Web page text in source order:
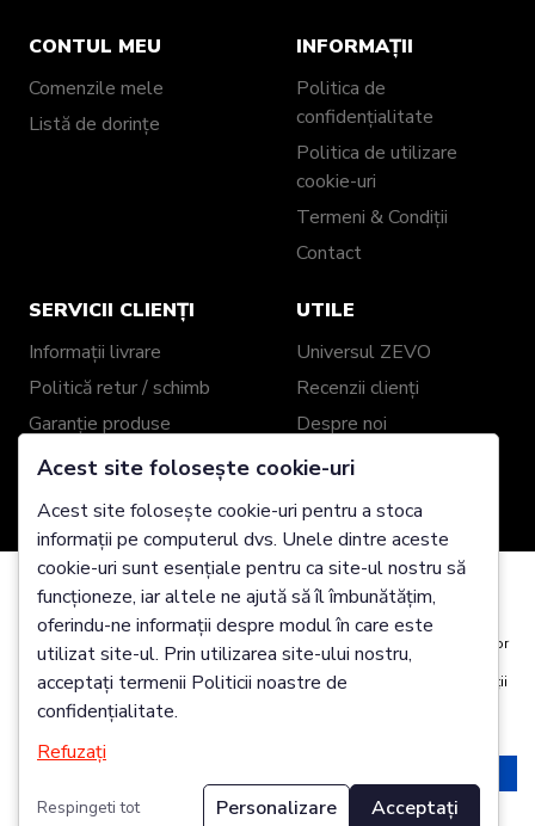
CONTUL MEU
Comenzile mele
Listă de dorințe
INFORMAȚII
Politica de
confidențialitate
Politica de utilizare
cookie-uri
Termeni & Condiții
Contact
SERVICII CLIENȚI
Informații livrare
Politică retur / schimb
Garanție produse
Ghid mărimi
UTILE
Universul ZEVO
Recenzii clienți
Despre noi
Showroom ZEVO
Genți și Portofele din
Piele Personalizate
2025 Zevo Genți Piele Naturală @ Toate drepturile
rezervate
Acest site folosește cookie-uri
Acest site folosește cookie-uri pentru a stoca
informații pe computerul dvs. Unele dintre aceste
cookie-uri sunt esențiale pentru ca site-ul nostru să
funcționeze, iar altele ne ajută să îl îmbunătățim,
oferindu-ne informații despre modul în care este
utilizat site-ul. Prin utilizarea site-ului nostru,
acceptați termenii Politicii noastre de
confidențialitate.
Refuzați
Respingeti tot Personalizare Acceptați
Folosim cookie-uri
Este posibil să plasăm aceste cookie-uri pentru analiza date utilizatorilor
noștri, pentru a îmbunătăți site-ul, pentru a afișa conținut personalizat și
pentru a vă oferi o experiență excelentă pe site. Pentru mai multe informații
despre cookie-urile pe care le utilizăm deschideți setările de mai jos.
Modifică